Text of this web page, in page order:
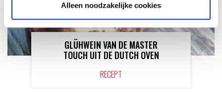
Alleen noodzakelijke cookies
GLÜHWEIN VAN DE MASTER
TOUCH UIT DE DUTCH OVEN
RECEPT